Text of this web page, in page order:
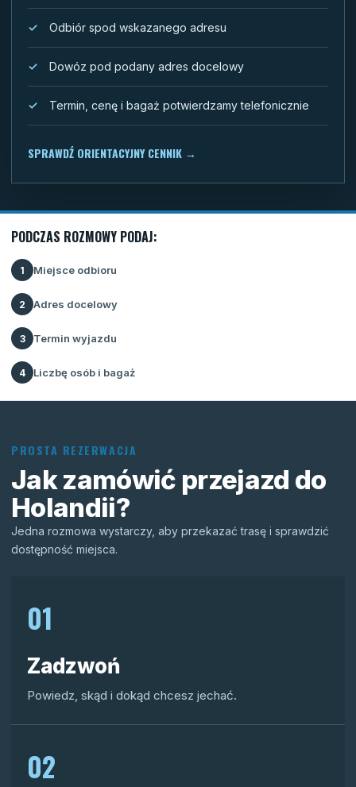
Odbiór spod wskazanego adresu
Dowóz pod podany adres docelowy
Termin, cenę i bagaż potwierdzamy telefonicznie
SPRAWDŹ ORIENTACYJNY CENNIK →
PODCZAS ROZMOWY PODAJ:
1 Miejsce odbioru
2 Adres docelowy
3 Termin wyjazdu
4 Liczbę osób i bagaż
PROSTA REZERWACJA
Jak zamówić przejazd do
Holandii?
Jedna rozmowa wystarczy, aby przekazać trasę i sprawdzić
dostępność miejsca.
01
Zadzwoń
Powiedz, skąd i dokąd chcesz jechać.
02